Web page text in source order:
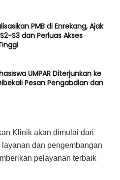
PMB di Enrekang, Ajak
S3 dan Perluas Akses
UMPAR Diterjunkan ke
Pesan Pengabdian dan
Klinik akan dimulai dari
dan pengembangan
pelayanan terbaik